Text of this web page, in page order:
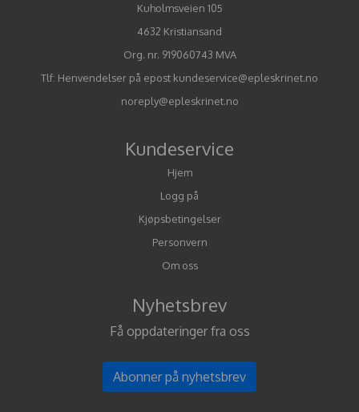
Kuholmsveien 105
4632 Kristiansand
Org. nr. 919060743 MVA
Tlf: Henvendelser på epost kundeservice@epleskrinet.no
noreply@epleskrinet.no
Kundeservice
Hjem
Logg på
Kjøpsbetingelser
Personvern
Om oss
Nyhetsbrev
Få oppdateringer fra oss
Abonner på nyhetsbrev